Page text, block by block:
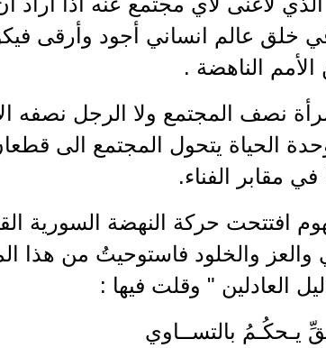
خلق عالم انساني أجود وأرقى
الأمم الناهضة .
نصف المجتمع ولا الرجل نصفه
الحياة يتحول المجتمع الى
في مقابر الفناء.
افتتحت حركة النهضة السورية
والعز والخلود فاستوحيتُ من هذا
العادلين " وقلت فيها :
يـحكُـمُ بالتســاوي